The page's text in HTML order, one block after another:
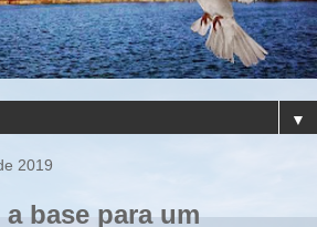
▼
2019
a base para um